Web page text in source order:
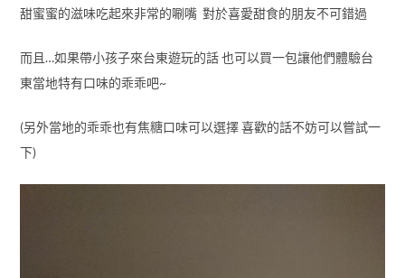
甜蜜蜜的滋味吃起來非常的唰嘴 對於喜愛甜食的朋友不可錯過
而且…如果帶小孩子來台東遊玩的話 也可以買一包讓他們體驗台
東當地特有口味的乖乖吧~
(另外當地的乖乖也有焦糖口味可以選擇 喜歡的話不妨可以嘗試一
下)